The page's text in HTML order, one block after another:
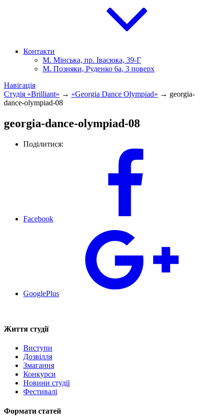
Контакти
М. Мінська, пр. Івасюка, 39-Г
М. Позняки, Руденко 6а, 3 поверх
Навігація
Студія «Brilliant» → «Georgia Dance Olympiad» → georgia-
dance-olympiad-08
georgia-dance-olympiad-08
Поділитися:
Facebook
GooglePlus
Життя студії
Виступи
Дозвілля
Змагання
Конкурси
Новини студії
Фестивалі
Формати статей